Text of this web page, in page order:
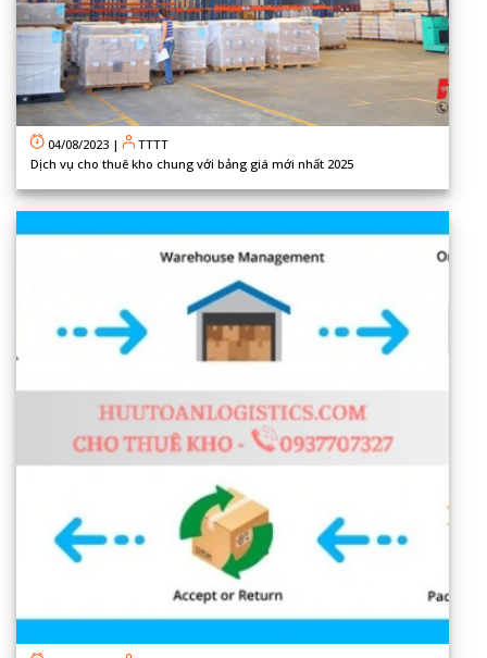
04/08/2023 |
TTTT
Dịch vụ cho thuê kho chung với bảng giá mới nhất 2025